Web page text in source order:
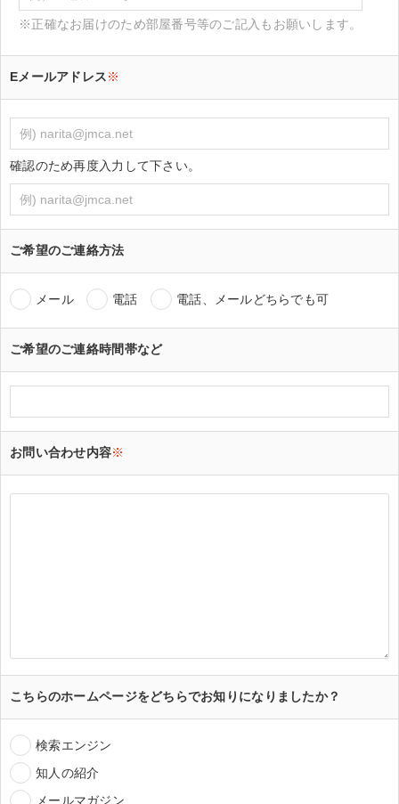
※正確なお届けのため部屋番号等のご記入もお願いします。
Eメールアドレス※
確認のため再度入力して下さい。
ご希望のご連絡方法
メール 電話 電話、メールどちらでも可
ご希望のご連絡時間帯など
お問い合わせ内容※
こちらのホームページをどちらでお知りになりましたか？
検索エンジン
知人の紹介
メールマガジン